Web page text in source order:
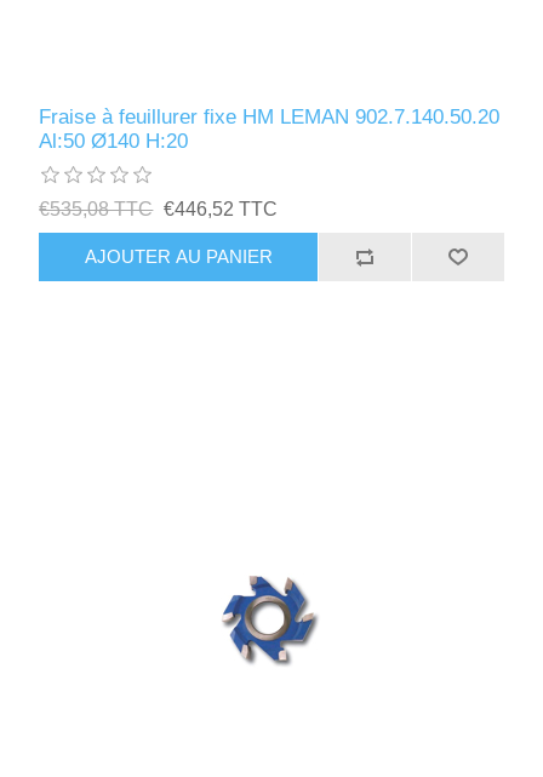
Fraise à feuillurer fixe HM LEMAN 902.7.140.50.20
Al:50 Ø140 H:20
€535,08 TTC €446,52 TTC